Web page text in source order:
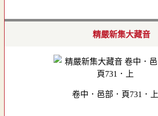
精嚴新集大藏音
卷中．邑部．頁731．上